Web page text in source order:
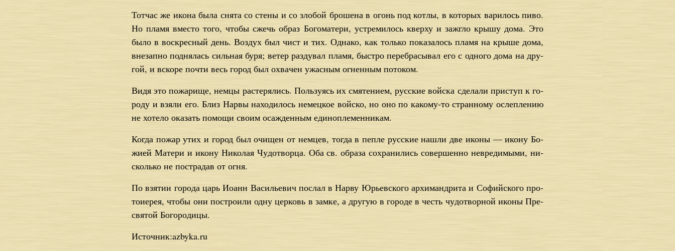
Тот­час же ико­на бы­ла сня­та со сте­ны и со зло­бой бро­ше­на в огонь под кот­лы, в ко­то­рых ва­ри­лось пи­во.
Но пла­мя вме­сто то­го, чтобы сжечь об­раз Бо­го­ма­те­ри, устре­ми­лось квер­ху и за­жгло кры­шу до­ма. Это
бы­ло в вос­крес­ный день. Воз­дух был чист и тих. Од­на­ко, как толь­ко по­ка­за­лось пла­мя на кры­ше до­ма,
вне­зап­но под­ня­лась силь­ная бу­ря; ве­тер раз­ду­вал пла­мя, быст­ро пе­ре­бра­сы­вал его с од­но­го до­ма на дру­
гой, и вско­ре по­чти весь го­род был охва­чен ужас­ным ог­нен­ным по­то­ком.
Ви­дя это по­жа­ри­ще, нем­цы рас­те­ря­лись. Поль­зу­ясь их смя­те­ни­ем, рус­ские вой­ска сде­ла­ли при­ступ к го­
ро­ду и взя­ли его. Близ Нар­вы на­хо­ди­лось немец­кое вой­ско, но оно по ка­ко­му-то стран­но­му ослеп­ле­нию
не хо­те­ло ока­зать по­мо­щи сво­им оса­жден­ным еди­но­пле­мен­ни­кам.
Ко­гда по­жар утих и го­род был очи­щен от нем­цев, то­гда в пеп­ле рус­ские на­шли две ико­ны — ико­ну Бо­
жи­ей Ма­те­ри и ико­ну Ни­ко­лая Чу­до­твор­ца. Оба св. об­ра­за со­хра­ни­лись со­вер­шен­но невре­ди­мы­ми, ни­
сколь­ко не по­стра­дав от ог­ня.
По взя­тии го­ро­да царь Иоанн Ва­си­лье­вич по­слал в Нарву Юрьев­ско­го ар­хи­манд­ри­та и Со­фий­ско­го про­
то­и­е­рея, чтобы они по­стро­и­ли од­ну цер­ковь в зам­ке, а дру­гую в го­ро­де в честь чу­до­твор­ной ико­ны Пре­
свя­той Бо­го­ро­ди­цы.
Источник:azbyka.ru